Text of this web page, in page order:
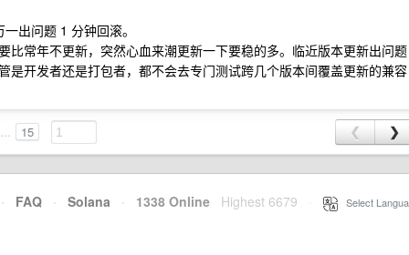
出问题 1 分钟回滚。
比常年不更新，突然心血来潮更新一下要稳的多。临近版本更新出问题
是开发者还是打包者，都不会去专门测试跨几个版本间覆盖更新的兼容
15 ❮ ❯
· FAQ · Solana · 1338 Online Highest 6679 Select